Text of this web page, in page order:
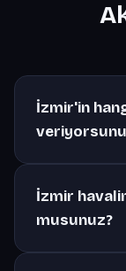
İzmir'in
İzmir
musunuz?